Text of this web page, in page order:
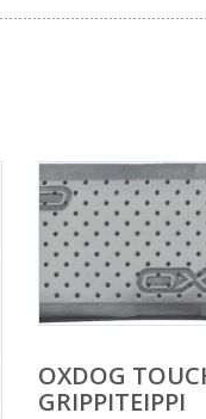
OXDOG
GRIPPITEIPPI